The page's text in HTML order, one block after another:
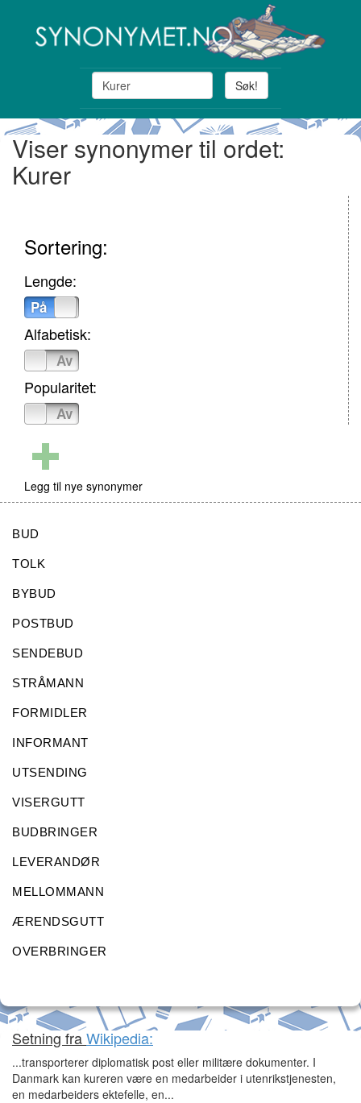
Søk!
Viser synonymer til ordet:
Kurer
Sortering:
Lengde:
På
Alfabetisk:
Av
Popularitet:
Av
Legg til nye synonymer
BUD
TOLK
BYBUD
POSTBUD
SENDEBUD
STRÅMANN
FORMIDLER
INFORMANT
UTSENDING
VISERGUTT
BUDBRINGER
LEVERANDØR
MELLOMMANN
ÆRENDSGUTT
OVERBRINGER
Setning fraWikipedia:
...transporterer diplomatisk post eller militære dokumenter. I
Danmark kan kureren være en medarbeider i utenrikstjenesten,
en medarbeiders ektefelle, en...